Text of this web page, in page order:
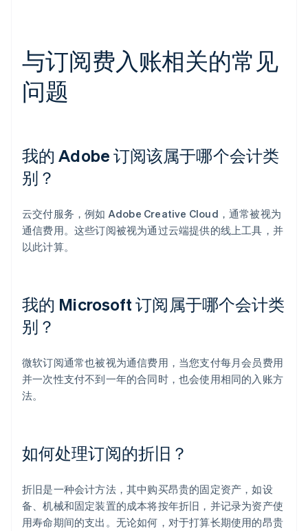
与订阅费入账相关的常见
问题
我的 Adobe 订阅该属于哪个会计类
别？
云交付服务，例如 Adobe Creative Cloud，通常被视为
通信费用。这些订阅被视为通过云端提供的线上工具，并
以此计算。
我的 Microsoft 订阅属于哪个会计类
别？
微软订阅通常也被视为通信费用，当您支付每月会员费用
并一次性支付不到一年的合同时，也会使用相同的入账方
法。
如何处理订阅的折旧？
折旧是一种会计方法，其中购买昂贵的固定资产，如设
备、机械和固定装置的成本将按年折旧，并记录为资产使
用寿命期间的支出。无论如何，对于打算长期使用的昂贵